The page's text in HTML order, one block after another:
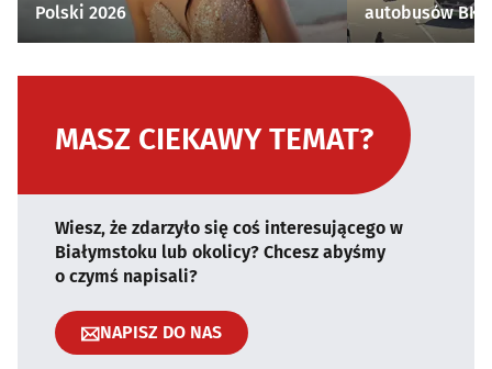
Polski 2026
autobusów
MASZ CIEKAWY TEMAT?
Wiesz, że zdarzyło się coś interesującego w
Białymstoku lub okolicy? Chcesz abyśmy
o czymś napisali?
NAPISZ DO NAS